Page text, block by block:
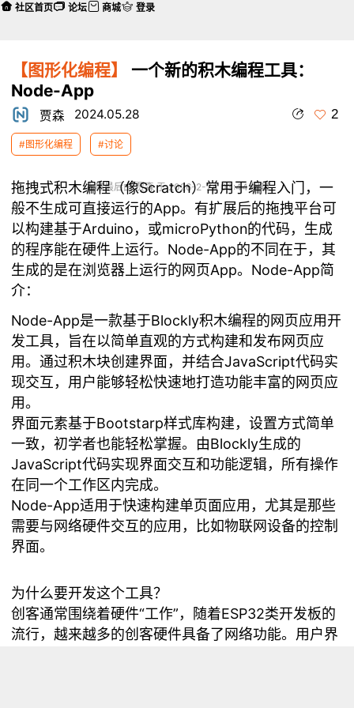
【图形化编程】
一个新的积木编程工具：
Node-App
贾森 2024.05.28 2
#图形化编程 #讨论
本帖最后由 贾森 于 2026-2-24 03:44 编辑
拖拽式积木编程（像Scratch）常用于编程入门，一
般不生成可直接运行的App。有扩展后的拖拽平台可
以构建基于Arduino，或microPython的代码，生成
的程序能在硬件上运行。Node-App的不同在于，其
生成的是在浏览器上运行的网页App。Node-App简
介：
Node-App是一款基于Blockly积木编程的网页应用开
发工具，旨在以简单直观的方式构建和发布网页应
用。通过积木块创建界面，并结合JavaScript代码实
现交互，用户能够轻松快速地打造功能丰富的网页应
用。
界面元素基于Bootstarp样式库构建，设置方式简单
一致，初学者也能轻松掌握。由Blockly生成的
JavaScript代码实现界面交互和功能逻辑，所有操作
在同一个工作区内完成。
Node-App适用于快速构建单页面应用，尤其是那些
需要与网络硬件交互的应用，比如物联网设备的控制
界面。
为什么要开发这个工具？
创客通常围绕着硬件“工作”，随着ESP32类开发板的
流行，越来越多的创客硬件具备了网络功能。用户界
社区首页 论坛 商城 登录